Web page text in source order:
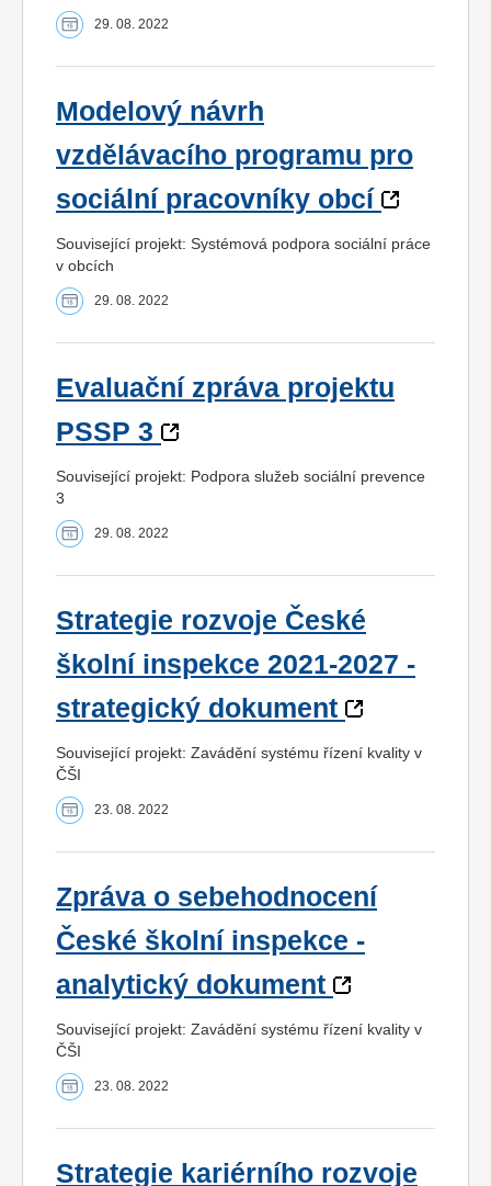
29. 08. 2022
Modelový návrh
vzdělávacího programu pro
sociální pracovníky obcí
Související projekt: Systémová podpora sociální práce
v obcích
29. 08. 2022
Evaluační zpráva projektu
PSSP 3
Související projekt: Podpora služeb sociální prevence
3
29. 08. 2022
Strategie rozvoje České
školní inspekce 2021-2027 -
strategický dokument
Související projekt: Zavádění systému řízení kvality v
ČŠI
23. 08. 2022
Zpráva o sebehodnocení
České školní inspekce -
analytický dokument
Související projekt: Zavádění systému řízení kvality v
ČŠI
23. 08. 2022
Strategie kariérního rozvoje